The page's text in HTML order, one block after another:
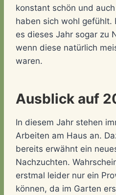
konstant schön und
haben sich wohl gefühlt.
es dieses Jahr sogar zu
wenn diese natürlich
waren.
Ausblick auf
In diesem Jahr stehen
Arbeiten am Haus an.
bereits erwähnt ein
Nachzuchten.
erstmal leider nur ein
können, da im Garten